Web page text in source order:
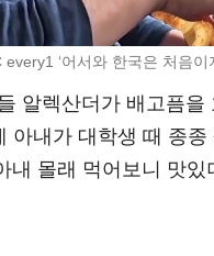
‘어서와 한국은 처음이
알렉산더가 배고픔을
아내가 대학생 때 종
몰래 먹어보니 맛있